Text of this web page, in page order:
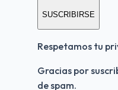
SUSCRIBIRSE
Respetamos tu
Gracias por
de spam.